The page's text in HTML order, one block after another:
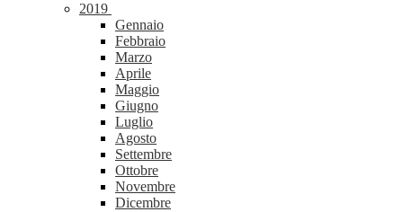
2019
Gennaio
Febbraio
Marzo
Aprile
Maggio
Giugno
Luglio
Agosto
Settembre
Ottobre
Novembre
Dicembre